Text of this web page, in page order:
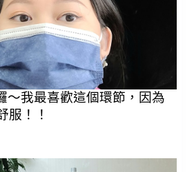
～我最喜歡這個環節，因為
服！！